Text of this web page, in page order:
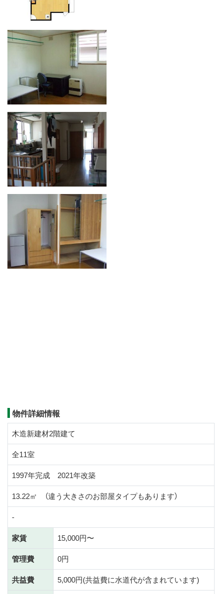
物件詳細情報
木造新建材2階建て
全11室
1997年完成 2021年改築
13.22㎡ （違う大きさのお部屋タイプもあります）
-
家賃
15,000円〜
管理費
0円
共益費
5,000円(共益費に水道代が含まれています)